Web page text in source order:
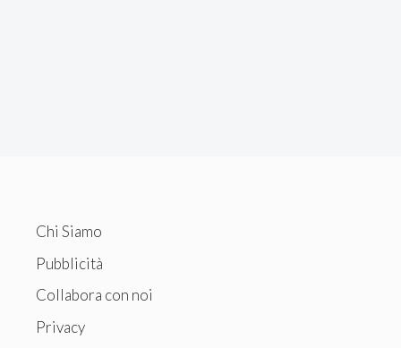
Chi Siamo
Pubblicità
Collabora con noi
Privacy